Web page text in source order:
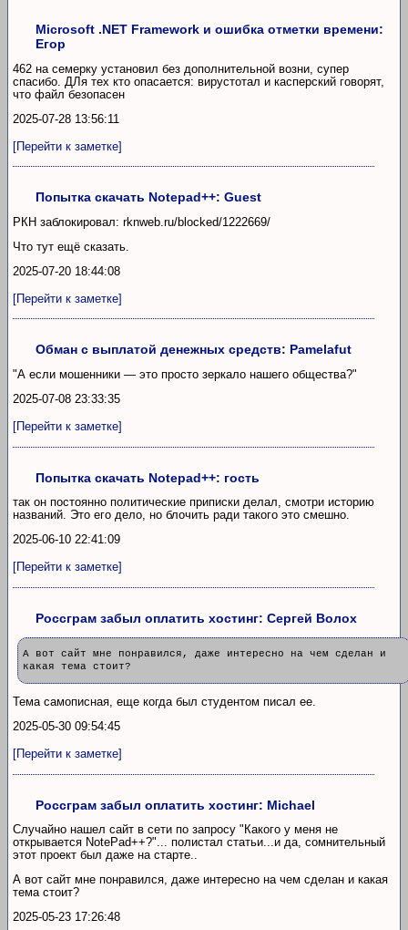
Microsoft .NET Framework и ошибка отметки времени:
Егор
462 на семерку установил без дополнительной возни, супер
спасибо. ДЛя тех кто опасается: вирустотал и касперский говорят,
что файл безопасен
2025-07-28 13:56:11
[Перейти к заметке]
Попытка скачать Notepad++: Guest
РКН заблокировал: rknweb.ru/blocked/1222669/
Что тут ещё сказать.
2025-07-20 18:44:08
[Перейти к заметке]
Обман с выплатой денежных средств: Pamelafut
"А если мошенники — это просто зеркало нашего общества?"
2025-07-08 23:33:35
[Перейти к заметке]
Попытка скачать Notepad++: гость
так он постоянно политические приписки делал, смотри историю
названий. Это его дело, но блочить ради такого это смешно.
2025-06-10 22:41:09
[Перейти к заметке]
Россграм забыл оплатить хостинг: Сергей Волох
А вот сайт мне понравился, даже интересно на чем сделан и
какая тема стоит?
Тема самописная, еще когда был студентом писал ее.
2025-05-30 09:54:45
[Перейти к заметке]
Россграм забыл оплатить хостинг: Michael
Случайно нашел сайт в сети по запросу "Какого у меня не
открывается NotePad++?"... полистал статьи...и да, сомнительный
этот проект был даже на старте..
А вот сайт мне понравился, даже интересно на чем сделан и какая
тема стоит?
2025-05-23 17:26:48